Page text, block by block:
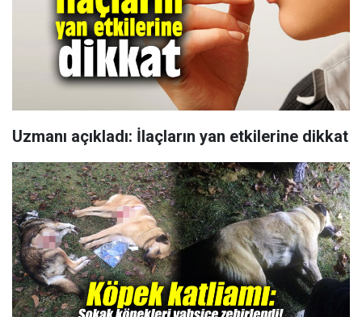
Uzmanı açıkladı: İlaçların yan etkilerine dikkat